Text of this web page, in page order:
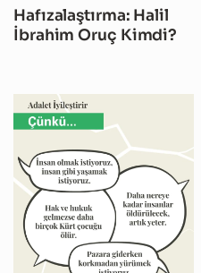
Hafızalaştırma: Halil
İbrahim Oruç Kimdi?